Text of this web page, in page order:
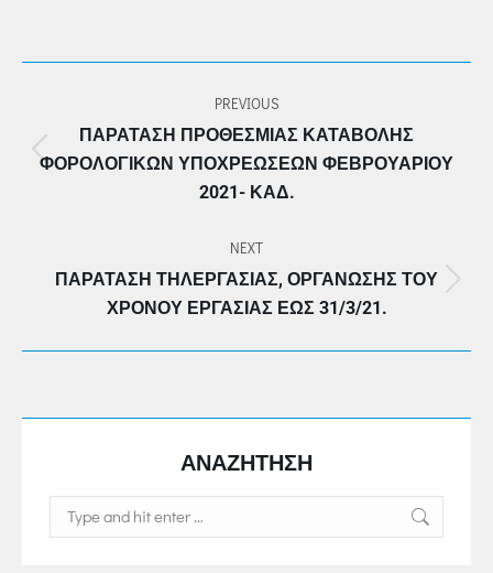
PREVIOUS
Previous
post:
ΠΑΡΆΤΑΣΗ ΠΡΟΘΕΣΜΊΑΣ ΚΑΤΑΒΟΛΉΣ
ΦΟΡΟΛΟΓΙΚΏΝ ΥΠΟΧΡΕΏΣΕΩΝ ΦΕΒΡΟΥΑΡΊΟΥ
2021- ΚΑΔ.
NEXT
Next
post:
ΠΑΡΆΤΑΣΗ ΤΗΛΕΡΓΑΣΊΑΣ, ΟΡΓΆΝΩΣΗΣ ΤΟΥ
ΧΡΌΝΟΥ ΕΡΓΑΣΊΑΣ ΈΩΣ 31/3/21.
ΑΝΑΖΗΤΗΣΗ
Search: